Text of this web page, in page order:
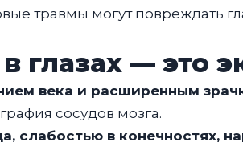
травмы могут повреждать
глазах — это
века и расширенным
сосудов мозга.
слабостью в конечностях,